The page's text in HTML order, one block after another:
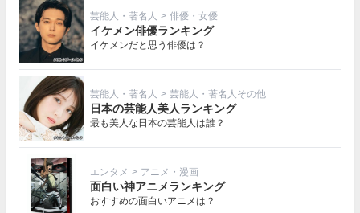
芸能人・著名人 > 俳優・女優
イケメン俳優ランキング
イケメンだと思う俳優は？
芸能人・著名人 > 芸能人・著名人その他
日本の芸能人美人ランキング
最も美人な日本の芸能人は誰？
エンタメ > アニメ・漫画
面白い神アニメランキング
おすすめの面白いアニメは？